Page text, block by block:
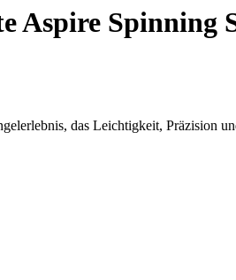
Aspire Spinning
das Leichtigkeit, Präzision